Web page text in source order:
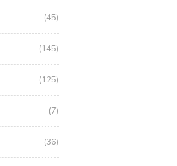
(45)
(145)
(125)
(7)
(36)